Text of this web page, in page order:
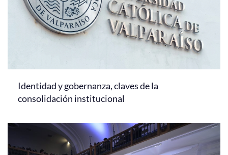
Identidad y gobernanza, claves de la
consolidación institucional